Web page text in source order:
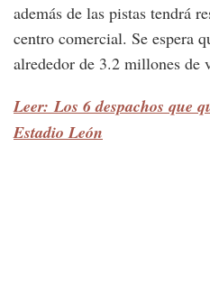
además de las pistas tendrá
centro comercial. Se espera
alrededor de 3.2 millones de
Leer: Los 6 despachos que
Estadio León